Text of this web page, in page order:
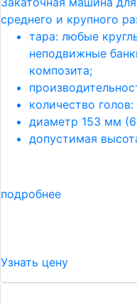
среднего и крупного
тара: любые
неподвижные
композита;
количество голов:
диаметр 153 мм
допустимая
подробнее
Узнать цену